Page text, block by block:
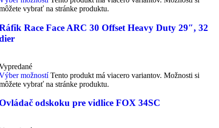
vybrať na stránke produktu.
Race Face ARC 30 Offset Heavy Duty 29″, 32
možností Tento produkt má viacero variantov. Možnosti si
vybrať na stránke produktu.
odskoku pre vidlice FOX 34SC